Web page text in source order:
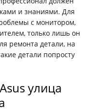
и знаниями. Для
с монитором,
только лишь он
ремонта детали, на
детали попросту
улица